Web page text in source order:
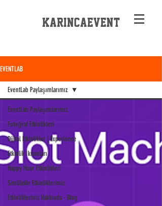
KarincaEvent
EXPERIENCe desIGN STUDIO
EVENTLAB
EventLab Paylaşımlarımız
Fotoğraf Etkinlikleri
Dijital Etkinlikler | Experience
Etkinlik İkramları
Happy Hour Etkinlikleri
Simülatör Etkinliklerimiz
Etkinlikleriniz Hakkında - Blog
EventLab Paylaşımlarımız